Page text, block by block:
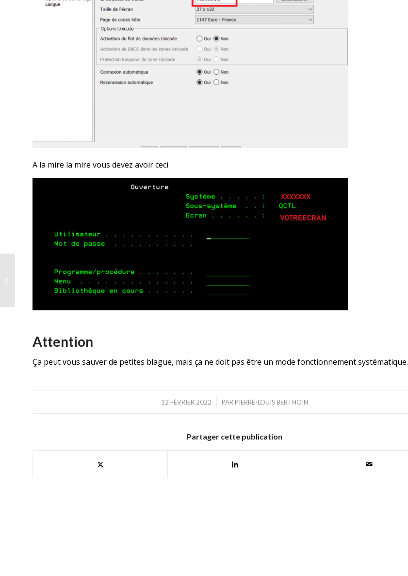
A la mire la mire vous devez avoir ceci
Attention
Ça peut vous sauver de petites blague, mais ça ne doit pas être un mode fonctionnement systématique.
12 FÉVRIER 2022
/ PAR PIERRE-LOUIS BERTHOIN
Partager cette publication
bibliothèque dans un